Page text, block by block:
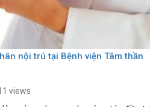
nội trú tại Bệnh viện Tâm thần
views